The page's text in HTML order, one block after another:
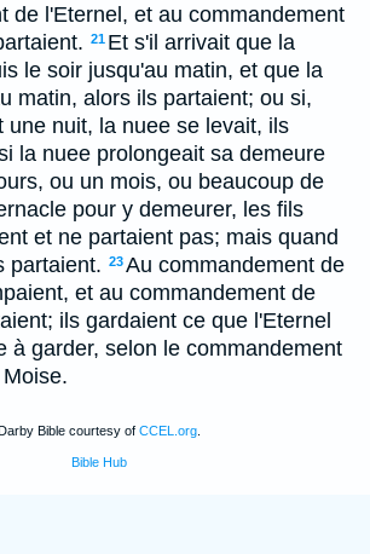
de l'Eternel, et au commandement
21 Et s'il arrivait que la
le soir jusqu'au matin, et que la
matin, alors ils partaient; ou si,
une nuit, la nuee se levait, ils
la nuee prolongeait sa demeure
ou un mois, ou beaucoup de
pour y demeurer, les fils
et ne partaient pas; mais quand
partaient. 23Au commandement de
et au commandement de
ils gardaient ce que l'Eternel
à garder, selon le commandement
Bible courtesy of CCEL.org
Bible Hub